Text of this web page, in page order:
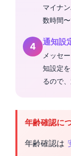
マイナ
数時間〜
通知設
メッセ
知設定
るので
年齢確認に
年齢確認は